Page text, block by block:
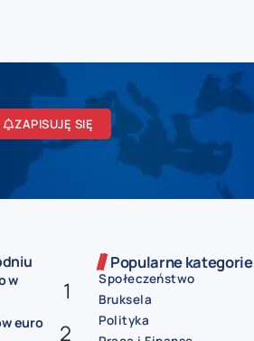
ZAPISUJĘ SIĘ
w
euro
Popularne kategorie
Społeczeństwo
Bruksela
Polityka